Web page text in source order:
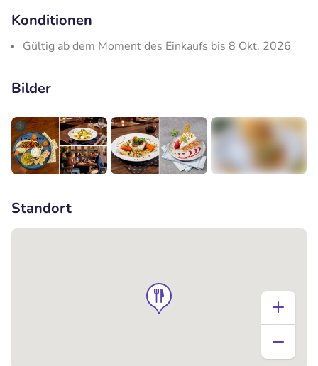
Konditionen
Gültig ab dem Moment des Einkaufs bis 8 Okt. 2026
Bilder
Standort